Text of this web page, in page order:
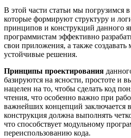
В этой части статьи мы погрузимся
которые формируют структуру и
принципов и конструкций данного
программистам эффективно
свои приложения, а также
устойчивые решения.
Принципы проектирования
базируются на ясности, простоте и
нацелен на то, чтобы сделать код
чтения, что особенно важно при
важнейших концепций заключается
конструкция должна выполнять
что способствует модульному
переиспользованию кода.